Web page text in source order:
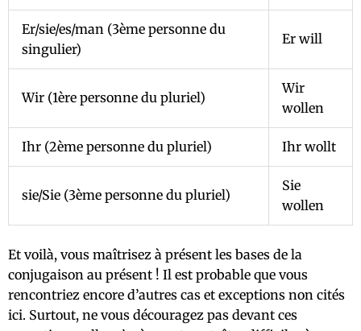
Er/sie/es/man (3ème personne du
singulier)
Er will
Wir (1ère personne du pluriel)
Wir
wollen
Ihr (2ème personne du pluriel) Ihr wollt
sie/Sie (3ème personne du pluriel)
Sie
wollen
Et voilà, vous maîtrisez à présent les bases de la
conjugaison au présent ! Il est probable que vous
rencontriez encore d’autres cas et exceptions non cités
ici. Surtout, ne vous découragez pas devant ces